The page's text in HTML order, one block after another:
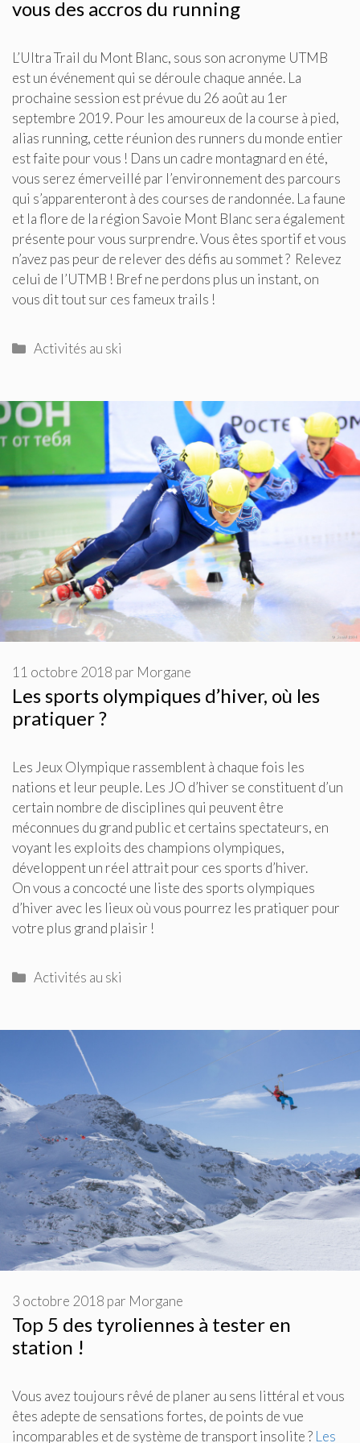
vous des accros du running
L’Ultra Trail du Mont Blanc, sous son acronyme UTMB
est un événement qui se déroule chaque année. La
prochaine session est prévue du 26 août au 1er
septembre 2019. Pour les amoureux de la course à pied,
alias running, cette réunion des runners du monde entier
est faite pour vous ! Dans un cadre montagnard en été,
vous serez émerveillé par l’environnement des parcours
qui s’apparenteront à des courses de randonnée. La faune
et la flore de la région Savoie Mont Blanc sera également
présente pour vous surprendre. Vous êtes sportif et vous
n’avez pas peur de relever des défis au sommet ? Relevez
celui de l’UTMB ! Bref ne perdons plus un instant, on
vous dit tout sur ces fameux trails !
Catégories
Activités au ski
Les sports olympiques d’hiver, où les
pratiquer ?
11 octobre 2018 par Morgane
Les Jeux Olympique rassemblent à chaque fois les
nations et leur peuple. Les JO d’hiver se constituent d’un
certain nombre de disciplines qui peuvent être
méconnues du grand public et certains spectateurs, en
voyant les exploits des champions olympiques,
développent un réel attrait pour ces sports d’hiver.
On vous a concocté une liste des sports olympiques
d’hiver avec les lieux où vous pourrez les pratiquer pour
votre plus grand plaisir !
Catégories
Activités au ski
Top 5 des tyroliennes à tester en
station !
3 octobre 2018 par Morgane
Vous avez toujours rêvé de planer au sens littéral et vous
êtes adepte de sensations fortes, de points de vue
incomparables et de système de transport insolite ? Les